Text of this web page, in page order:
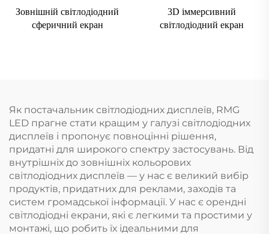
Зовнішній світлодіодний
сферичний екран
3D іммерсивний
світлодіодний екран
Як постачальник світлодіодних дисплеїв, RMG
LED прагне стати кращим у галузі світлодіодних
дисплеїв і пропонує повноцінні рішення,
придатні для широкого спектру застосувань. Від
внутрішніх до зовнішніх кольорових
світлодіодних дисплеїв — у нас є великий вибір
продуктів, придатних для реклами, заходів та
систем громадської інформації. У нас є орендні
світлодіодні екрани, які є легкими та простими у
монтажі, що робить їх ідеальними для